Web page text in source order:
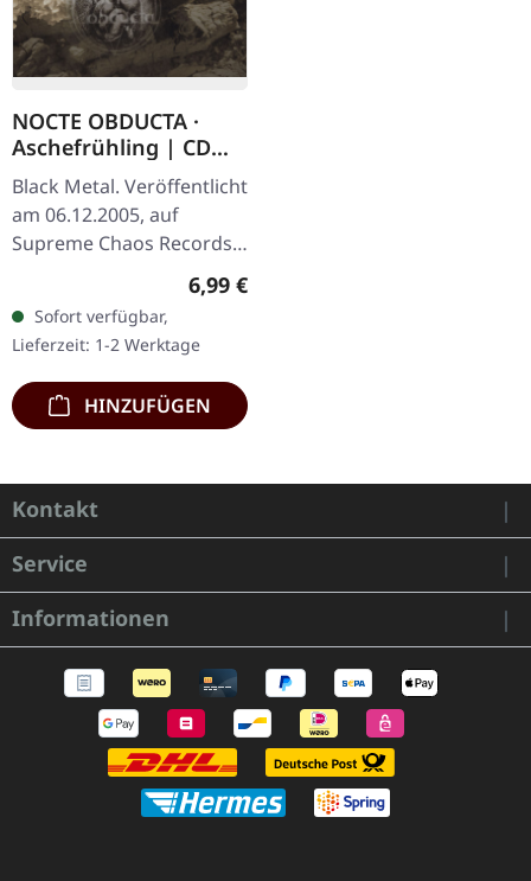
NOCTE OBDUCTA ·
Aschefrühling | CD
SINGLE
Black Metal. Veröffentlicht
am 06.12.2005, auf
Supreme Chaos Records.
CD-Single, limitiert auf
Exemplare. Nachdem die
Nachfrage nach…
Regulärer Preis:
6,99 €
Sofort verfügbar,
Lieferzeit: 1-2 Werktage
HINZUFÜGEN
Kontakt
Service
Informationen